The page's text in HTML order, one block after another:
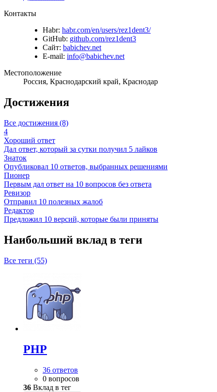
Контакты
Habr: habr.com/en/users/rez1dent3/
GitHub: github.com/rez1dent3
Сайт: babichev.net
E-mail: info@babichev.net
Местоположение
Россия, Краснодарский край, Краснодар
Достижения
Все достижения (8)
4
Хороший ответ
Дал ответ, который за сутки получил 5 лайков
Знаток
Опубликовал 10 ответов, выбранных решениями
Пионер
Первым дал ответ на 10 вопросов без ответа
Ревизор
Отправил 10 полезных жалоб
Редактор
Предложил 10 версий, которые были приняты
Наибольший вклад в теги
Все теги (55)
PHP
36 ответов
0 вопросов
36 Вклад в тег